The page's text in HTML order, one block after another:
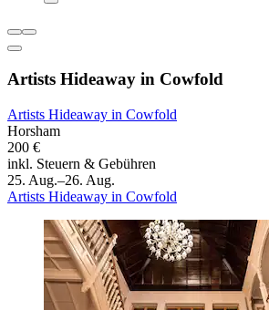
Artists Hideaway in Cowfold
Artists Hideaway in Cowfold
Horsham
200 €
inkl. Steuern & Gebühren
25. Aug.–26. Aug.
Artists Hideaway in Cowfold